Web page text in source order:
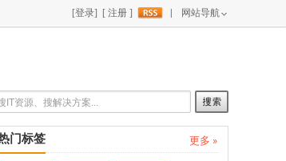
网站导航
门标签 更多 »